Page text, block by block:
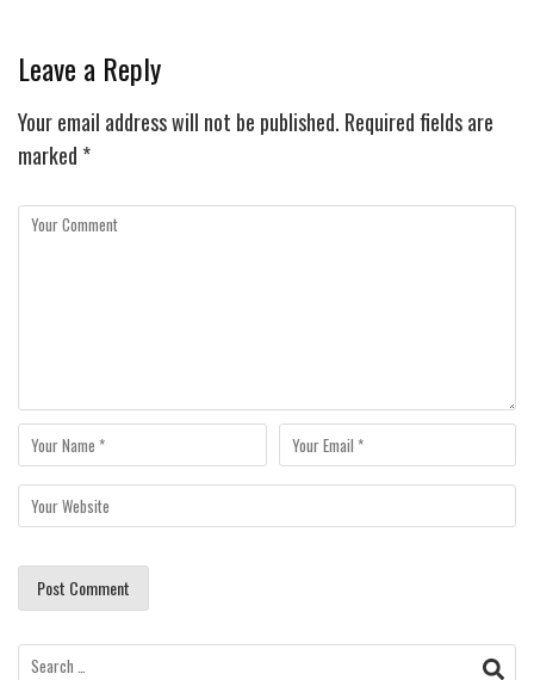
Leave a Reply
Your email address will not be published. Required fields are
marked *
Search